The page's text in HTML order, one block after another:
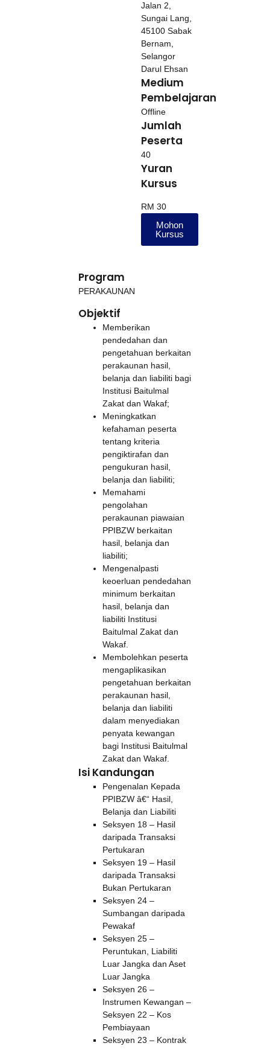
Jalan 2,
Sungai Lang,
45100 Sabak
Bernam,
Selangor
Darul Ehsan
Medium
Pembelajaran
Offline
Jumlah
Peserta
40
Yuran
Kursus
RM 30
Mohon
Kursus
Program
PERAKAUNAN
Objektif
Memberikan
pendedahan dan
pengetahuan berkaitan
perakaunan hasil,
belanja dan liabiliti bagi
Institusi Baitulmal
Zakat dan Wakaf;
Meningkatkan
kefahaman peserta
tentang kriteria
pengiktirafan dan
pengukuran hasil,
belanja dan liabiliti;
Memahami
pengolahan
perakaunan piawaian
PPIBZW berkaitan
hasil, belanja dan
liabiliti;
Mengenalpasti
keoerluan pendedahan
minimum berkaitan
hasil, belanja dan
liabiliti Institusi
Baitulmal Zakat dan
Wakaf.
Membolehkan peserta
mengaplikasikan
pengetahuan berkaitan
perakaunan hasil,
belanja dan liabiliti
dalam menyediakan
penyata kewangan
bagi Institusi Baitulmal
Zakat dan Wakaf.
Isi Kandungan
Pengenalan Kepada
PPIBZW â€“ Hasil,
Belanja dan Liabiliti
Seksyen 18 – Hasil
daripada Transaksi
Pertukaran
Seksyen 19 – Hasil
daripada Transaksi
Bukan Pertukaran
Seksyen 24 –
Sumbangan daripada
Pewakaf
Seksyen 25 –
Peruntukan, Liabiliti
Luar Jangka dan Aset
Luar Jangka
Seksyen 26 –
Instrumen Kewangan –
Seksyen 22 – Kos
Pembiayaan
Seksyen 23 – Kontrak